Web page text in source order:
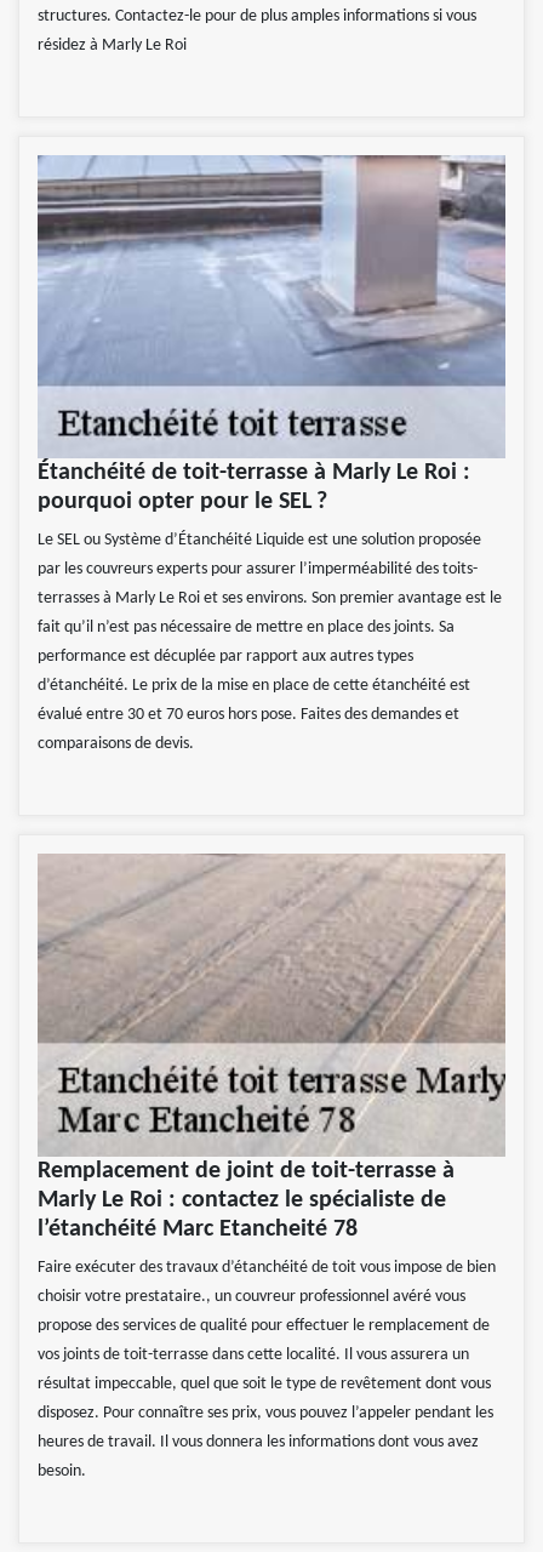
structures. Contactez-le pour de plus amples informations si vous
résidez à Marly Le Roi
Étanchéité de toit-terrasse à Marly Le Roi :
pourquoi opter pour le SEL ?
Le SEL ou Système d’Étanchéité Liquide est une solution proposée
par les couvreurs experts pour assurer l’imperméabilité des toits-
terrasses à Marly Le Roi et ses environs. Son premier avantage est le
fait qu’il n’est pas nécessaire de mettre en place des joints. Sa
performance est décuplée par rapport aux autres types
d’étanchéité. Le prix de la mise en place de cette étanchéité est
évalué entre 30 et 70 euros hors pose. Faites des demandes et
comparaisons de devis.
Remplacement de joint de toit-terrasse à
Marly Le Roi : contactez le spécialiste de
l’étanchéité Marc Etancheité 78
Faire exécuter des travaux d’étanchéité de toit vous impose de bien
choisir votre prestataire., un couvreur professionnel avéré vous
propose des services de qualité pour effectuer le remplacement de
vos joints de toit-terrasse dans cette localité. Il vous assurera un
résultat impeccable, quel que soit le type de revêtement dont vous
disposez. Pour connaître ses prix, vous pouvez l’appeler pendant les
heures de travail. Il vous donnera les informations dont vous avez
besoin.